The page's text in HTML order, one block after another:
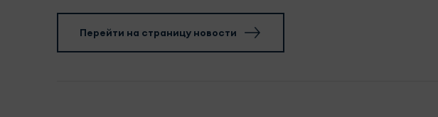
Перейти на страницу новости